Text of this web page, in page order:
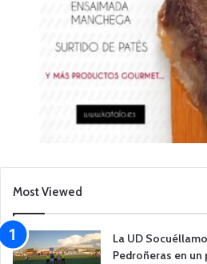
Most Viewed
La UD
Pedroñeras en